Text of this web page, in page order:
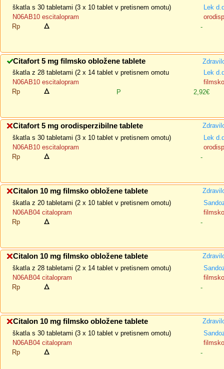
škatla s 30 tabletami (3 x 10 tablet v pretisnem omotu)
Lek
N06AB10 escitalopram
Rp
-
Citafort 5 mg filmsko obložene tablete
škatla z 28 tabletami (2 x 14 tablet v pretisnem omotu
Lek
N06AB10 escitalopram
Rp
P 2,92€
Citafort 5 mg orodisperzibilne tablete
škatla s 30 tabletami (3 x 10 tablet v pretisnem omotu)
Lek
N06AB10 escitalopram
Rp
-
Citalon 10 mg filmsko obložene tablete
škatla z 20 tabletami (2 x 10 tablet v pretisnem omotu)
N06AB04 citalopram
Rp
-
Citalon 10 mg filmsko obložene tablete
škatla z 28 tabletami (2 x 14 tablet v pretisnem omotu)
N06AB04 citalopram
Rp
-
Citalon 10 mg filmsko obložene tablete
škatla s 30 tabletami (3 x 10 tablet v pretisnem omotu)
N06AB04 citalopram
Rp
-